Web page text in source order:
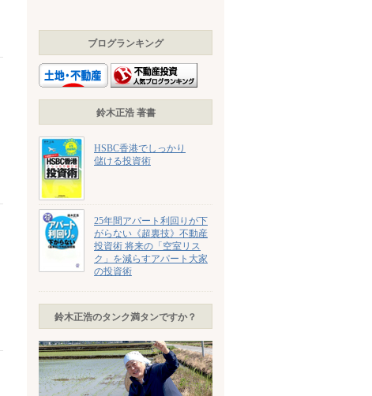
ブログランキング
鈴木正浩 著書
HSBC香港でしっかり
儲ける投資術
25年間アパート利回りが下
がらない《超裏技》不動産
投資術 将来の「空室リス
ク」を減らすアパート大家
の投資術
鈴木正浩のタンク満タンですか？